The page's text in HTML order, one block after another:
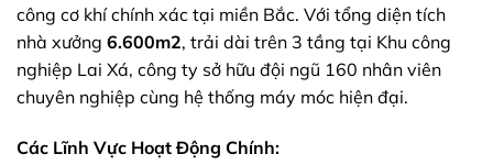
công cơ khí chính xác tại miền Bắc. Với tổng diện tích
nhà xưởng 6.600m2, trải dài trên 3 tầng tại Khu công
nghiệp Lai Xá, công ty sở hữu đội ngũ 160 nhân viên
chuyên nghiệp cùng hệ thống máy móc hiện đại.
Các Lĩnh Vực Hoạt Động Chính: